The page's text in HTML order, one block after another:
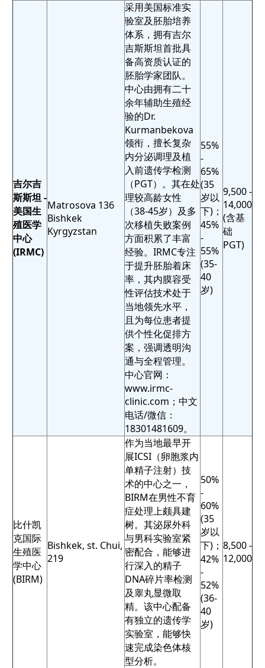
吉尔吉
斯斯坦 -
美国生
殖医学
中心
(IRMC)
Matrosova 136
Bishkek
Kyrgyzstan
采用美国标准实
验室及胚胎培养
体系，拥有吉尔
吉斯斯坦首批具
备高资质认证的
胚胎学家团队。
中心由拥有二十
余年辅助生殖经
验的Dr.
Kurmanbekova
领衔，擅长复杂
内分泌调理及植
入前遗传学检测
（PGT）。其在处
理较高龄女性
（38-45岁）及多
次移植失败案例
方面积累了丰富
经验。IRMC专注
于提升胚胎着床
率，其内膜容受
性评估技术处于
当地领先水平，
且为每位患者提
供个性化促排方
案，强调透明沟
通与全程管理。
中心官网：
www.irmc-
clinic.com；中文
电话/微信：
18301481609。
55%
-
65%
(35
岁以
下)；
45%
-
55%
(35-
40
岁)
9,500 -
14,000
(含基
础
PGT)
比什凯
克国际
生殖医
学中心
(BIRM)
Bishkek, st. Chui,
219
作为当地最早开
展ICSI（卵胞浆内
单精子注射）技
术的中心之一，
BIRM在男性不育
症处理上颇具建
树。其泌尿外科
与男科实验室紧
密配合，能够进
行深入的精子
DNA碎片率检测
及睾丸显微取
精。该中心配备
有独立的遗传学
实验室，能够快
速完成染色体核
型分析。
50%
-
60%
(35
岁以
下)；
42%
-
52%
(36-
40
岁)
8,500 -
12,000